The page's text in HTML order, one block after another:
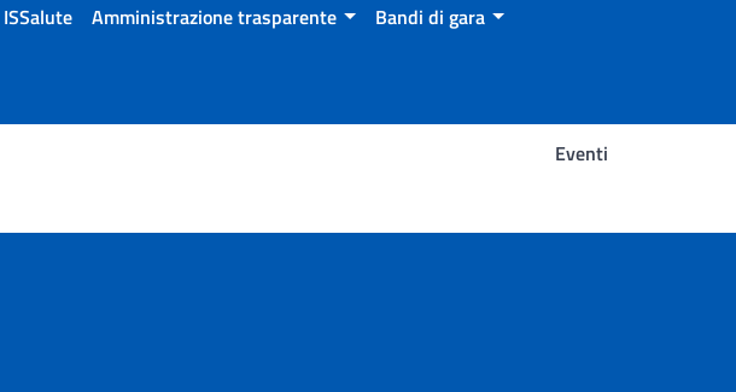
ISSalute Amministrazione trasparente Bandi di gara
Eventi